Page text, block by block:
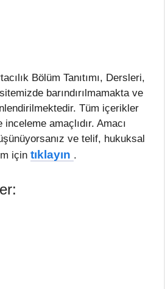
Bölüm Tanıtımı, Dersleri,
barındırılmamakta ve
Tüm içerikler
inceleme amaçlıdır. Amacı
ve telif, hukuksal
için tıklayın .